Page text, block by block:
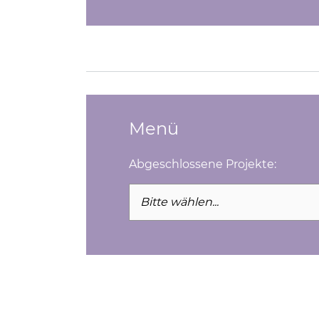
Menü
Abgeschlossene Projekte:
Bitte wählen...